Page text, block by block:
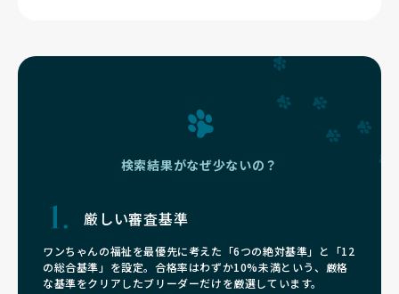
検索結果がなぜ少ないの？
厳しい審査基準
ワンちゃんの福祉を最優先に考えた「6つの絶対基準」と「12
の総合基準」を設定。合格率はわずか10%未満という、厳格
な基準をクリアしたブリーダーだけを厳選しています。